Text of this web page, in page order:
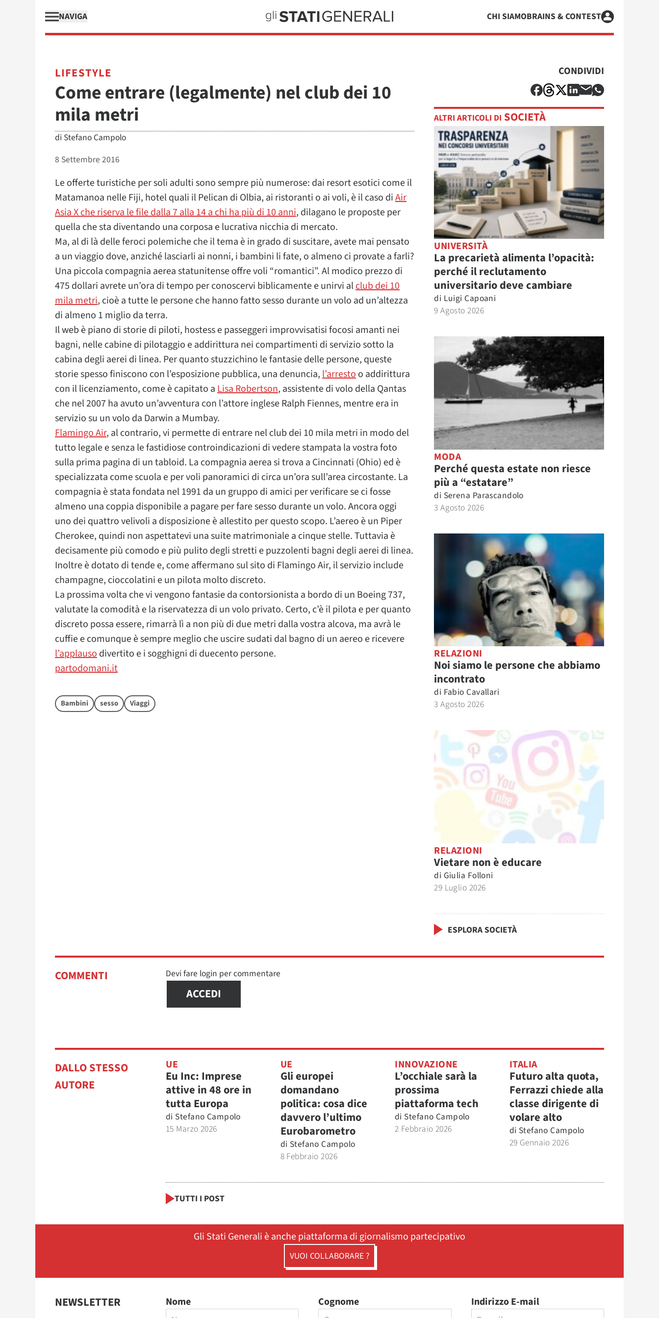
NAVIGA CHI SIAMOBRAINS & CONTEST
LIFESTYLE
Come entrare (legalmente) nel club dei 10
mila metri
di Stefano Campolo
8 Settembre 2016
Le offerte turistiche per soli adulti sono sempre più numerose: dai resort esotici come il
Matamanoa nelle Fiji, hotel quali il Pelican di Olbia, ai ristoranti o ai voli, è il caso diAir
Asia X che riserva le file dalla 7 alla 14 a chi ha più di 10 anni, dilagano le proposte per
quella che sta diventando una corposa e lucrativa nicchia di mercato.
Ma, al di là delle feroci polemiche che il tema è in grado di suscitare, avete mai pensato
a un viaggio dove, anziché lasciarli ai nonni, i bambini li fate, o almeno ci provate a farli?
Una piccola compagnia aerea statunitense offre voli “romantici”. Al modico prezzo di
475 dollari avrete un’ora di tempo per conoscervi biblicamente e unirvi alclub dei 10
mila metri, cioè a tutte le persone che hanno fatto sesso durante un volo ad un’altezza
di almeno 1 miglio da terra.
Il web è piano di storie di piloti, hostess e passeggeri improvvisatisi focosi amanti nei
bagni, nelle cabine di pilotaggio e addirittura nei compartimenti di servizio sotto la
cabina degli aerei di linea. Per quanto stuzzichino le fantasie delle persone, queste
storie spesso finiscono con l’esposizione pubblica, una denuncia,l’arrestoo addirittura
con il licenziamento, come è capitato aLisa Robertson, assistente di volo della Qantas
che nel 2007 ha avuto un’avventura con l’attore inglese Ralph Fiennes, mentre era in
servizio su un volo da Darwin a Mumbay.
Flamingo Air, al contrario, vi permette di entrare nel club dei 10 mila metri in modo del
tutto legale e senza le fastidiose controindicazioni di vedere stampata la vostra foto
sulla prima pagina di un tabloid. La compagnia aerea si trova a Cincinnati (Ohio) ed è
specializzata come scuola e per voli panoramici di circa un’ora sull’area circostante. La
compagnia è stata fondata nel 1991 da un gruppo di amici per verificare se ci fosse
almeno una coppia disponibile a pagare per fare sesso durante un volo. Ancora oggi
uno dei quattro velivoli a disposizione è allestito per questo scopo. L’aereo è un Piper
Cherokee, quindi non aspettatevi una suite matrimoniale a cinque stelle. Tuttavia è
decisamente più comodo e più pulito degli stretti e puzzolenti bagni degli aerei di linea.
Inoltre è dotato di tende e, come affermano sul sito di Flamingo Air, il servizio include
champagne, cioccolatini e un pilota molto discreto.
La prossima volta che vi vengono fantasie da contorsionista a bordo di un Boeing 737,
valutate la comodità e la riservatezza di un volo privato. Certo, c’è il pilota e per quanto
discreto possa essere, rimarrà lì a non più di due metri dalla vostra alcova, ma avrà le
cuffie e comunque è sempre meglio che uscire sudati dal bagno di un aereo e ricevere
l’applausodivertito e i sogghigni di duecento persone.
partodomani.it
Bambini sesso Viaggi
CONDIVIDI
ALTRI ARTICOLI DI SOCIETÀ
UNIVERSITÀ
La precarietà alimenta l’opacità:
perché il reclutamento
universitario deve cambiare
di Luigi Capoani
9 Agosto 2026
MODA
Perché questa estate non riesce
più a “estatare”
di Serena Parascandolo
3 Agosto 2026
RELAZIONI
Noi siamo le persone che abbiamo
incontrato
di Fabio Cavallari
3 Agosto 2026
RELAZIONI
Vietare non è educare
di Giulia Folloni
29 Luglio 2026
ESPLORA SOCIETÀ
COMMENTI Devi fare login per commentare
ACCEDI
DALLO STESSO
AUTORE
UE
Eu Inc: Imprese
attive in 48 ore in
tutta Europa
di Stefano Campolo
15 Marzo 2026
UE
Gli europei
domandano
politica: cosa dice
davvero l’ultimo
Eurobarometro
di Stefano Campolo
8 Febbraio 2026
INNOVAZIONE
L’occhiale sarà la
prossima
piattaforma tech
di Stefano Campolo
2 Febbraio 2026
ITALIA
Futuro alta quota,
Ferrazzi chiede alla
classe dirigente di
volare alto
di Stefano Campolo
29 Gennaio 2026
TUTTI I POST
Gli Stati Generali è anche piattaforma di giornalismo partecipativo
VUOI COLLABORARE ?
NEWSLETTER Nome Cognome Indirizzo E-mail